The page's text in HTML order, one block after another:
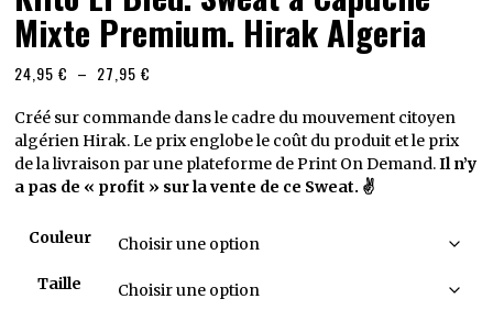
Mixte Premium. Hirak Algeria
24,95€ – 27,95€
prix :
24,95 €
à
27,95 €
Créé sur commande dans le cadre du mouvement citoyen
algérien Hirak. Le prix englobe le coût du produit et le prix
de la livraison par une plateforme de Print On Demand.Il n’y
a pas de « profit » sur la vente de ce Sweat. ✌️
Couleur
Taille